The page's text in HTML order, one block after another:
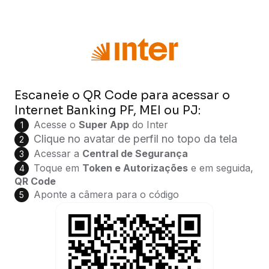
Escaneie o QR Code para acessar o
Internet Banking PF, MEI ou PJ:
1 Acesse o Super App do Inter
2 Clique no avatar de perfil no topo da tela
3 Acessar a Central de Segurança
4 Toque em Token e Autorizações e em seguida,
QR Code
5 Aponte a câmera para o código